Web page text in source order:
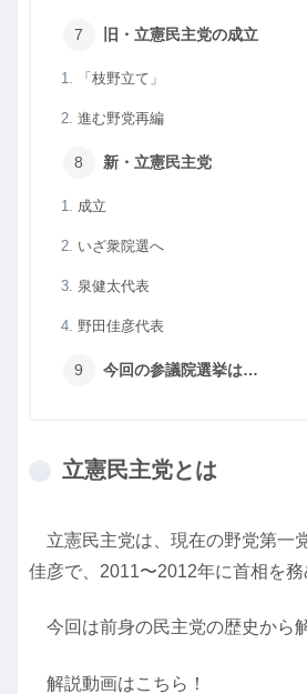
旧・立憲民主党の成立
「枝野立て」
進む野党再編
新・立憲民主党
成立
いざ衆院選へ
泉健太代表
野田佳彦代表
今回の参議院選挙は…
立憲民主党とは
立憲民主党は、現在の野党第一
佳彦で、2011〜2012年に首相を務
今回は前身の民主党の歴史から
解説動画はこちら！